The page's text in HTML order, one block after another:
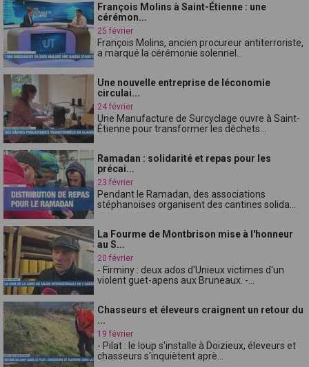
François Molins à Saint-Étienne : une
cérémon...
25 février
François Molins, ancien procureur antiterroriste,
a marqué la cérémonie solennel...
Une nouvelle entreprise de léconomie
circulai...
24 février
Une Manufacture de Surcyclage ouvre à Saint-
Étienne pour transformer les déchets...
Ramadan : solidarité et repas pour les
précai...
23 février
Pendant le Ramadan, des associations
stéphanoises organisent des cantines solida...
La Fourme de Montbrison mise à l'honneur
au S...
20 février
- Firminy : deux ados d'Unieux victimes d'un
violent guet-apens aux Bruneaux. -...
Chasseurs et éleveurs craignent un retour du
...
19 février
- Pilat : le loup s'installe à Doizieux, éleveurs et
chasseurs s'inquiètent aprè...